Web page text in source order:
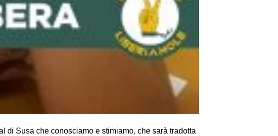
di Susa che conosciamo e stimiamo, che sarà tradotta